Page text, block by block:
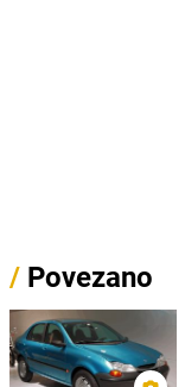
/ Povezano